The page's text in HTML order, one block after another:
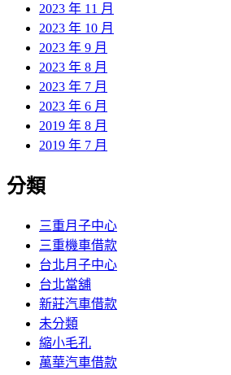
2023 年 11 月
2023 年 10 月
2023 年 9 月
2023 年 8 月
2023 年 7 月
2023 年 6 月
2019 年 8 月
2019 年 7 月
分類
三重月子中心
三重機車借款
台北月子中心
台北當舖
新莊汽車借款
未分類
縮小毛孔
萬華汽車借款